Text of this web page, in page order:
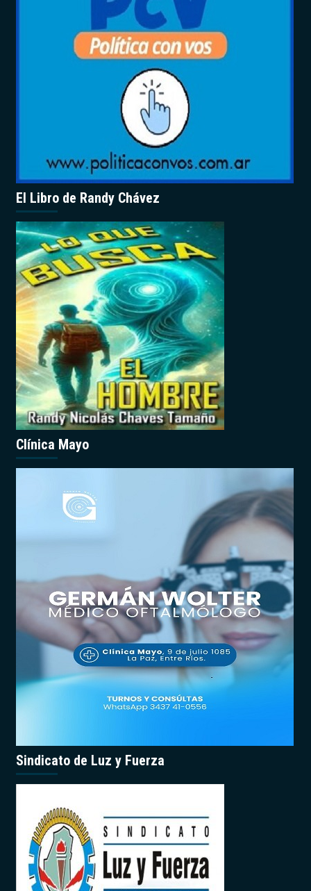
El Libro de Randy Chávez
Clínica Mayo
Sindicato de Luz y Fuerza